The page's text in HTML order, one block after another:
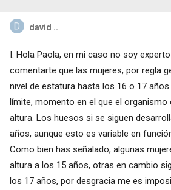
david ..
I. Hola Paola, en mi caso no soy
comentarte que las mujeres, por regla
nivel de estatura hasta los 16 o 17
límite, momento en el que el organismo
altura. Los huesos si se siguen
años, aunque esto es variable en
Como bien has señalado, algunas
altura a los 15 años, otras en cambio
los 17 años, por desgracia me es